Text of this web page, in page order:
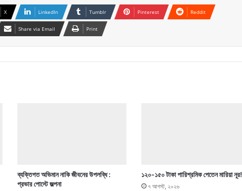
X LinkedIn Tumblr Pinterest Reddit
Share via Email Print
ব্যক্তিগত অভিমান নাকি জীবনের উপলব্ধি :
প্রভার পোস্টে জল্পনা
১২০-১৫০ টাকা পারিশ্রমিক পেতেন মারিয়া নূর!
৭ আগস্ট, ২০২৬